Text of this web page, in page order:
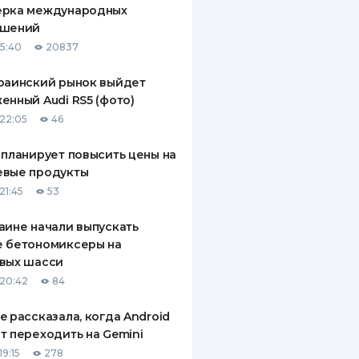
ПО
КОМПАНИИ
международных
20837
рынок выйдет
Audi RS5 (фото)
46
повысить цены на
продукты
53
начали выпускать
бетономиксеры на
шасси
84
рассказала, когда Android
переходить на Gemini
278